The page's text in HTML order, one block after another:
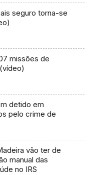
seguro torna-se
missões de
detido em
pelo crime de
vão ter de
manual das
no IRS